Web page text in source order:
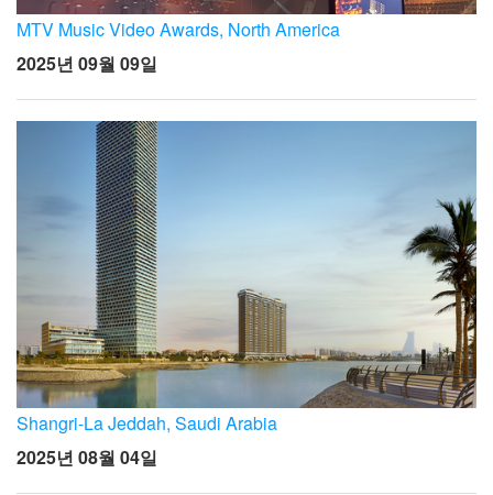
MTV Music Video Awards, North America
2025년 09월 09일
Shangri-La Jeddah, Saudi Arabia
2025년 08월 04일